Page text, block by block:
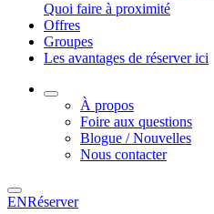
Quoi faire à proximité
Offres
Groupes
Les avantages de réserver ici
À propos
Foire aux questions
Blogue / Nouvelles
Nous contacter
ENRéserver